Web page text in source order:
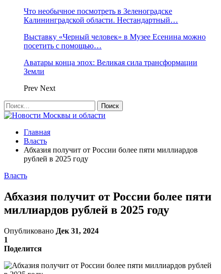
Что необычное посмотреть в Зеленоградске
Калининградской области. Нестандартный…
Выставку «Черный человек» в Музее Есенина можно
посетить с помощью…
Аватары конца эпох: Великая сила трансформации
Земли
Prev Next
Главная
Власть
Абхазия получит от России более пяти миллиардов
рублей в 2025 году
Власть
Абхазия получит от России более пяти
миллиардов рублей в 2025 году
Опубликовано Дек 31, 2024
1
Поделится